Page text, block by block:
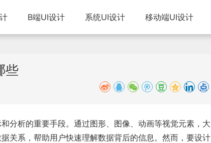
B端UI设计 系统UI设计 移动端UI设计
些
分析的重要手段。通过图形、图像、动画等视觉元素，大
关系，帮助用户快速理解数据背后的信息。然而，要设计